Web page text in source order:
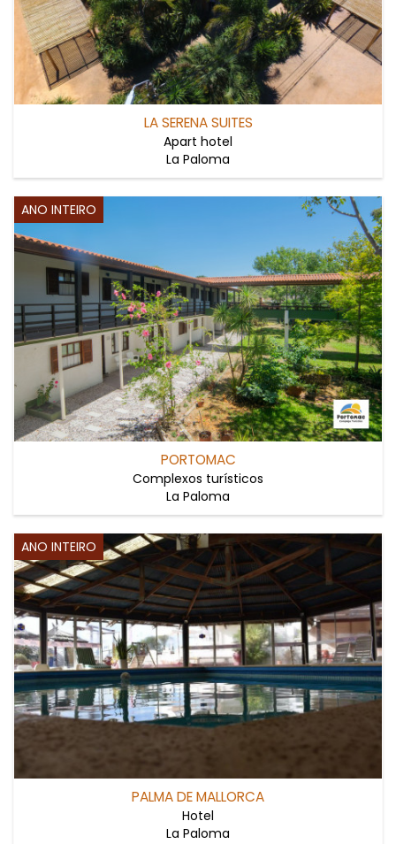
LA SERENA SUITES
Apart hotel
La Paloma
ANO INTEIRO
PORTOMAC
Complexos turísticos
La Paloma
ANO INTEIRO
PALMA DE MALLORCA
Hotel
La Paloma